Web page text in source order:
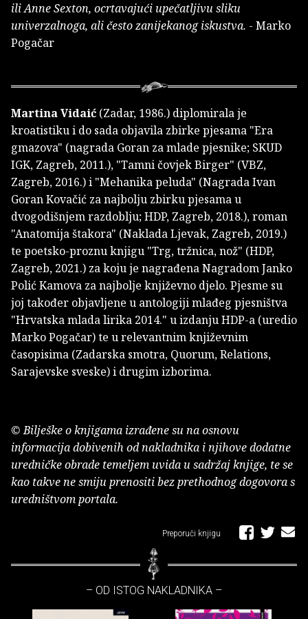
ili Anne Sexton, ocrtavajući upečatljivu sliku
univerzalnoga, ali često zanijekanog iskustva. - Marko
Pogačar
Martina Vidaić (Zadar, 1986.) diplomirala je
kroatistiku i do sada objavila zbirke pjesama "Era
gmazova" (nagrada Goran za mlade pjesnike; SKUD
IGK, Zagreb, 2011.), "Tamni čovjek Birger" (VBZ,
Zagreb, 2016.) i "Mehanika peluda" (Nagrada Ivan
Goran Kovačić za najbolju zbirku pjesama u
dvogodišnjem razdoblju; HDP, Zagreb, 2018.), roman
"Anatomija štakora" (Naklada Ljevak, Zagreb, 2019.)
te poetsko-proznu knjigu "Trg, tržnica, nož" (HDP,
Zagreb, 2021.) za koju je nagrađena Nagradom Janko
Polić Kamova za najbolje književno djelo. Pjesme su
joj također objavljene u antologiji mlađeg pjesništva
"Hrvatska mlada lirika 2014." u izdanju HDP-a (uredio
Marko Pogačar) te u relevantnim književnim
časopisima (Zadarska smotra, Quorum, Relations,
Sarajevske sveske) i drugim izborima.
© Bilješke o knjigama izrađene su na osnovu
informacija dobivenih od nakladnika i njihove dodatne
uredničke obrade temeljem uvida u sadržaj knjige, te se
kao takve ne smiju prenositi bez prethodnog dogovora s
uredništvom portala.
Preporuči knjigu
– OD ISTOG NAKLADNIKA –